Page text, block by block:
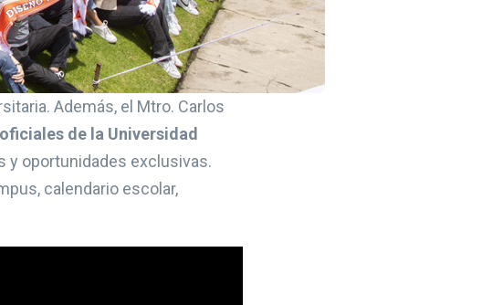
Además, el Mtro. Carlos
de la Universidad
y oportunidades exclusivas.
calendario escolar,